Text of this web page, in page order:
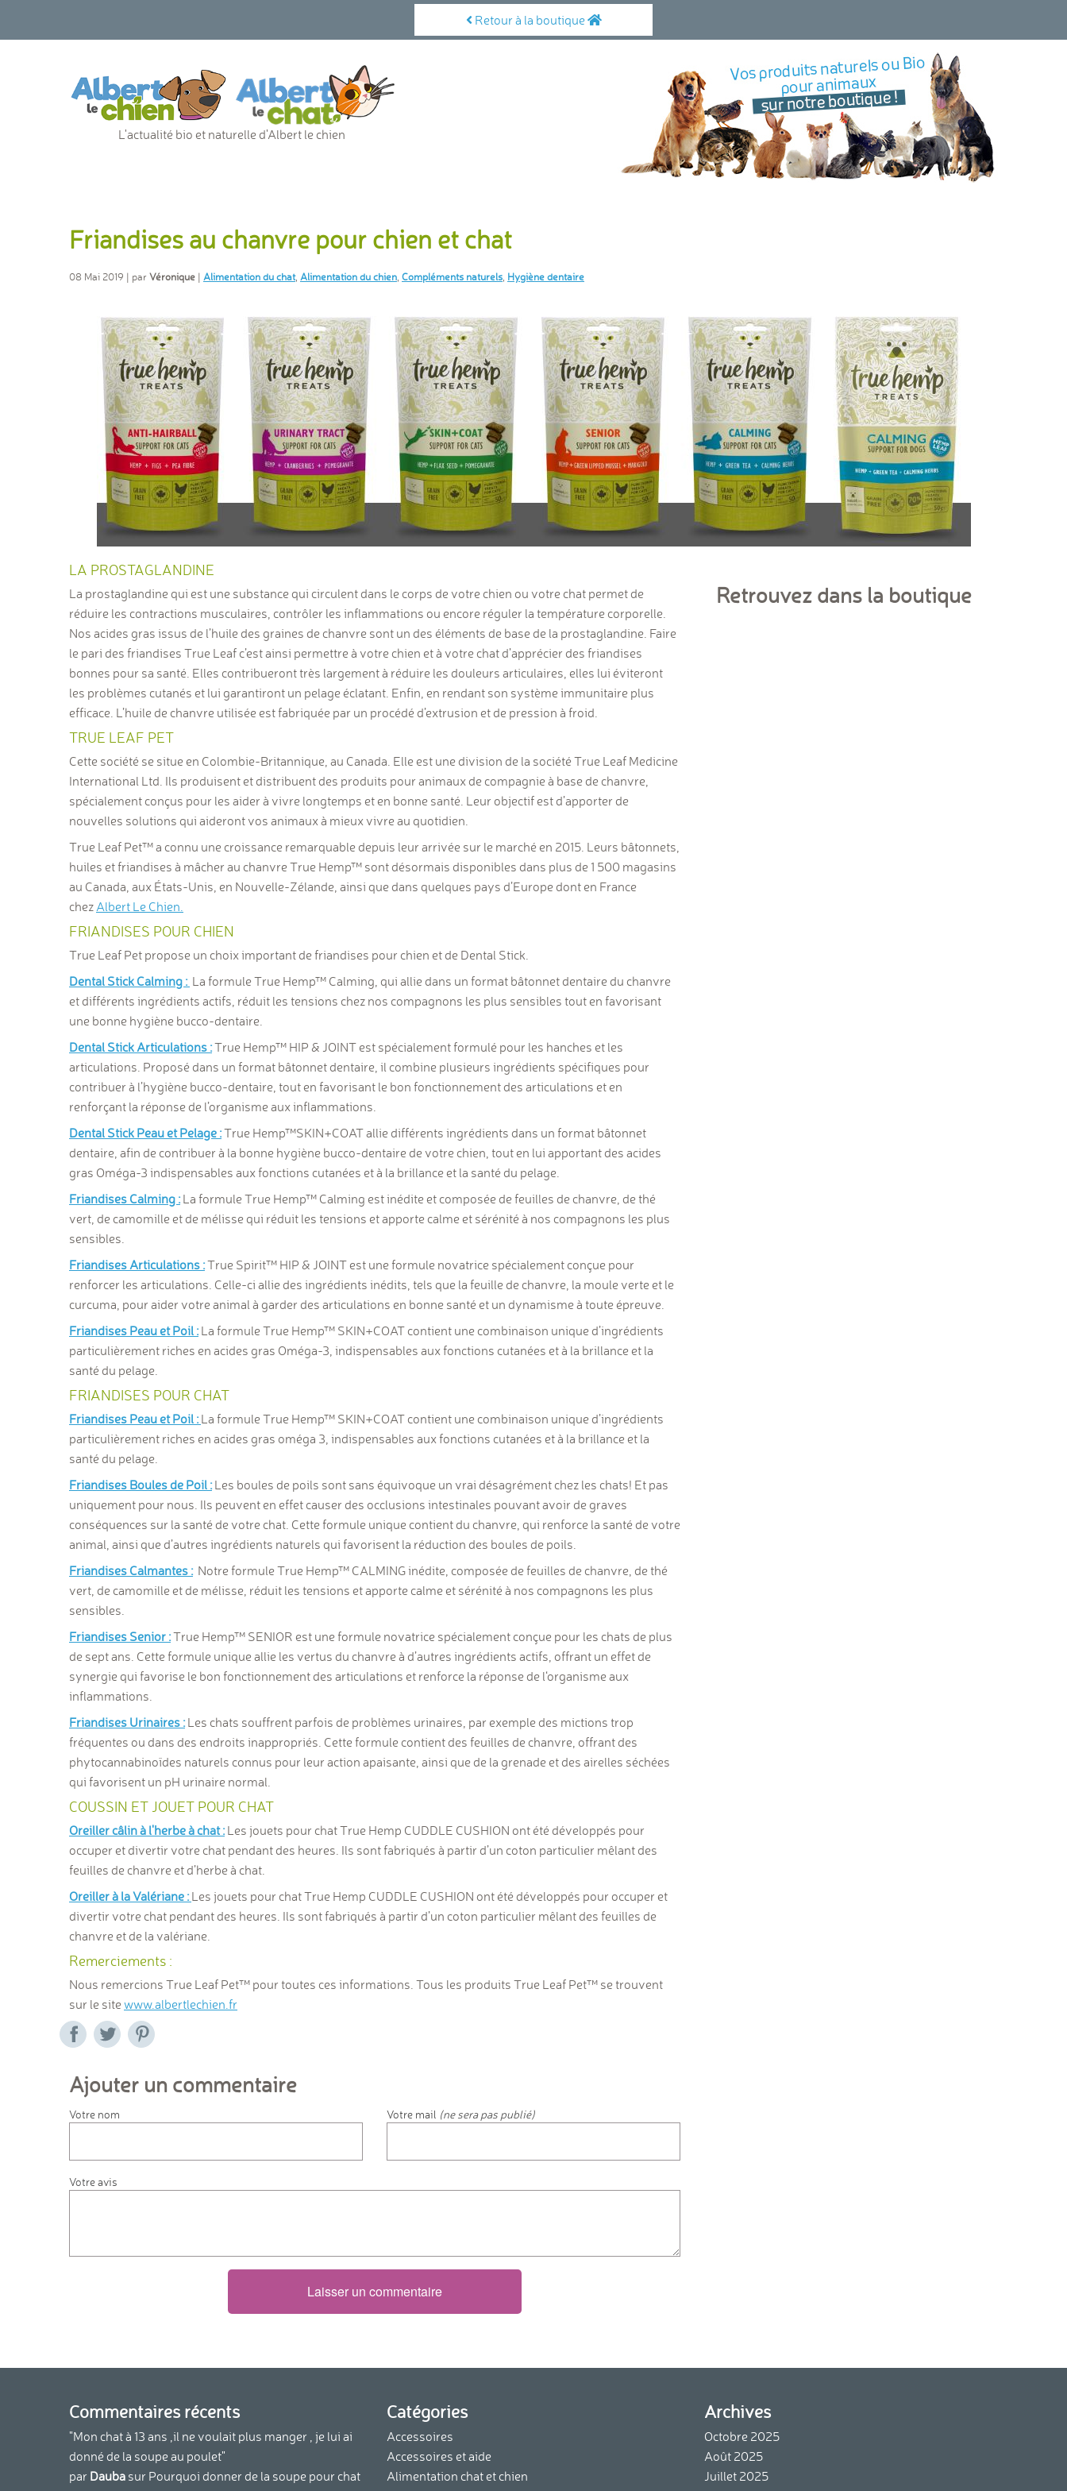
Retour à la boutique
L'actualité bio et naturelle d'Albert le chien
Friandises au chanvre pour chien et chat
08 Mai 2019 | par Véronique | Alimentation du chat, Alimentation du chien Compléments naturels Hygiène dentaire
LA PROSTAGLANDINE
La prostaglandine qui est une substance qui circulent dans le corps de votre chien ou votre chat permet de
réduire les contractions musculaires, contrôler les inflammations ou encore réguler la température corporelle.
Nos acides gras issus de l’huile des graines de chanvre sont un des éléments de base de la prostaglandine. Faire
le pari des friandises True Leaf c’est ainsi permettre à votre chien et à votre chat d’apprécier des friandises
bonnes pour sa santé. Elles contribueront très largement à réduire les douleurs articulaires, elles lui éviteront
les problèmes cutanés et lui garantiront un pelage éclatant. Enfin, en rendant son système immunitaire plus
efficace. L’huile de chanvre utilisée est fabriquée par un procédé d’extrusion et de pression à froid.
TRUE LEAF PET
Cette société se situe en Colombie-Britannique, au Canada. Elle est une division de la société True Leaf Medicine
International Ltd. Ils produisent et distribuent des produits pour animaux de compagnie à base de chanvre,
spécialement conçus pour les aider à vivre longtemps et en bonne santé. Leur objectif est d’apporter de
nouvelles solutions qui aideront vos animaux à mieux vivre au quotidien.
True Leaf Pet™a connu une croissance remarquable depuis leur arrivée sur le marché en 2015. Leurs bâtonnets,
huiles et friandises à mâcher au chanvre True Hemp™ sont désormais disponibles dans plus de 1 500 magasins
au Canada, aux États-Unis, en Nouvelle-Zélande, ainsi que dans quelques pays d’Europe dont en France
chezAlbert Le Chien.
FRIANDISES POUR CHIEN
True Leaf Pet propose un choix important de friandises pour chien et de Dental Stick.
Dental Stick Calming : La formule True Hemp™ Calming, qui allie dans un format bâtonnet dentaire du chanvre
et différents ingrédients actifs, réduit les tensions chez nos compagnons les plus sensibles tout en favorisant
une bonne hygiène bucco-dentaire.
Dental Stick Articulations :True Hemp™ HIP & JOINT est spécialement formulé pour les hanches et les
articulations. Proposé dans un format bâtonnet dentaire, il combine plusieurs ingrédients spécifiques pour
contribuer à l’hygiène bucco-dentaire, tout en favorisant le bon fonctionnement des articulations et en
renforçant la réponse de l’organisme aux inflammations.
Dental Stick Peau et Pelage :True Hemp™SKIN+COAT allie différents ingrédients dans un format bâtonnet
dentaire, afin de contribuer à la bonne hygiène bucco-dentaire de votre chien, tout en lui apportant des acides
gras Oméga-3 indispensables aux fonctions cutanées et à la brillance et la santé du pelage.
Friandises Calming : La formule True Hemp™ Calming est inédite et composée de feuilles de chanvre, de thé
vert, de camomille et de mélisse qui réduit les tensions et apporte calme et sérénité à nos compagnons les plus
sensibles.
Friandises Articulations :True Spirit™ HIP & JOINT est une formule novatrice spécialement conçue pour
renforcer les articulations. Celle-ci allie des ingrédients inédits, tels que la feuille de chanvre, la moule verte et le
curcuma, pour aider votre animal à garder des articulations en bonne santé et un dynamisme à toute épreuve.
Friandises Peau et Poil : La formule True Hemp™ SKIN+COAT contient une combinaison unique d’ingrédients
particulièrement riches en acides gras Oméga-3, indispensables aux fonctions cutanées et à la brillance et la
santé du pelage.
FRIANDISES POUR CHAT
Friandises Peau et Poil :La formuleTrue Hemp™ SKIN+COAT contient une combinaison unique d’ingrédients
particulièrement riches en acides gras oméga 3, indispensables aux fonctions cutanées et à la brillance et la
santé du pelage.
Friandises Boules de Poil : Les boules de poils sont sans équivoque un vrai désagrément chez les chats! Et pas
uniquement pour nous. Ils peuvent en effet causer des occlusions intestinales pouvant avoir de graves
conséquences sur la santé de votre chat. Cette formule unique contient du chanvre, qui renforce la santé de votre
animal, ainsi que d’autres ingrédients naturels qui favorisent la réduction des boules de poils.
Friandises Calmantes : Notre formuleTrue Hemp™ CALMING inédite, composée de feuilles de chanvre, de thé
vert, de camomille et de mélisse, réduit les tensions et apporte calme et sérénité à nos compagnons les plus
sensibles.
Friandises Senior :True Hemp™ SENIOR est une formule novatrice spécialement conçue pour les chats de plus
de sept ans. Cette formule unique allie les vertus du chanvre à d’autres ingrédients actifs, offrant un effet de
synergie qui favorise le bon fonctionnement des articulations et renforce la réponse de l‘organisme aux
inflammations.
Friandises Urinaires : Les chats souffrent parfois de problèmes urinaires, par exemple des mictions trop
fréquentes ou dans des endroits inappropriés. Cette formule contient des feuilles de chanvre, offrant des
phytocannabinoïdes naturels connus pour leur action apaisante, ainsi que de la grenade et des airelles séchées
qui favorisent un pH urinaire normal.
COUSSIN ET JOUET POUR CHAT
Oreiller câlin à l'herbe à chat : Les jouets pour chatTrue Hemp CUDDLE CUSHION ont été développés pour
occuper et divertir votre chat pendant des heures. Ils sont fabriqués à partir d’un coton particulier mêlant des
feuilles de chanvre et d’herbe à chat.
Oreiller à la Valériane : Les jouets pour chatTrue Hemp CUDDLE CUSHION ont été développés pour occuper et
divertir votre chat pendant des heures. Ils sont fabriqués à partir d’un coton particulier mêlant des feuilles de
chanvre et de la valériane.
Remerciements :
Nous remercions True Leaf Pet™ pour toutes ces informations. Tous les produits True Leaf Pet™ se trouvent
sur le sitewww.albertlechien.fr
Ajouter un commentaire
Votre nom Votre mail (ne sera pas publié)
Votre avis
Laisser un commentaire
Retrouvez dans la boutique
Commentaires récents
"Mon chat à 13 ans ,il ne voulait plus manger , je lui ai
donné de la soupe au poulet"
par Dauba sur Pourquoi donner de la soupe pour chat
Catégories
Accessoires
Accessoires et aide
Alimentation chat et chien
Archives
Octobre 2025
Août 2025
Juillet 2025